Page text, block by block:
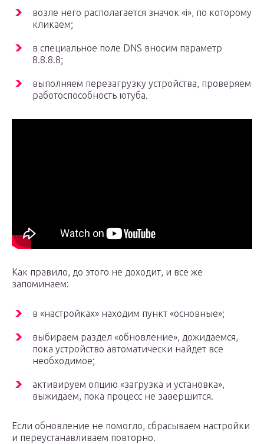
возле него располагается значок «i», по которому
кликаем;
в специальное поле DNS вносим параметр
8.8.8.8;
выполняем перезагрузку устройства, проверяем
работоспособность ютуба.
Как правило, до этого не доходит, и все же
запоминаем:
в «настройках» находим пункт «основные»;
выбираем раздел «обновление», дожидаемся,
пока устройство автоматически найдет все
необходимое;
активируем опцию «загрузка и установка»,
выжидаем, пока процесс не завершится.
Если обновление не помогло, сбрасываем настройки
и переустанавливаем повторно.